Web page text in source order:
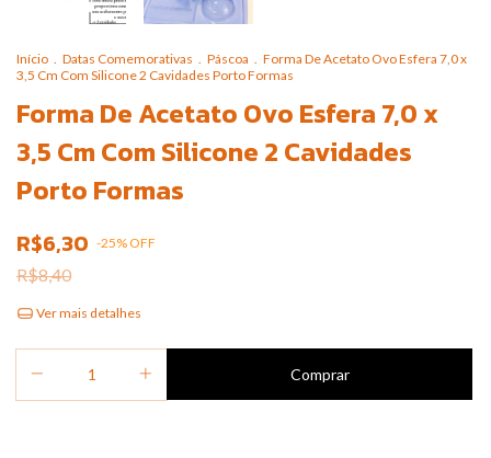
Início . Datas Comemorativas . Páscoa . Forma De Acetato Ovo Esfera 7,0 x
3,5 Cm Com Silicone 2 Cavidades Porto Formas
Forma De Acetato Ovo Esfera 7,0 x
3,5 Cm Com Silicone 2 Cavidades
Porto Formas
R$6,30 -25% OFF
R$8,40
Ver mais detalhes